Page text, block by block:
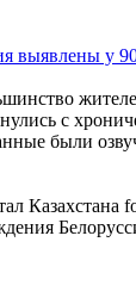
выявлены у
с
были